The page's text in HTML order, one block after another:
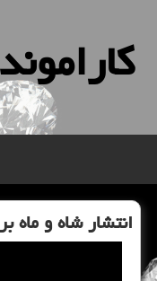
انتشار شاه و ماه